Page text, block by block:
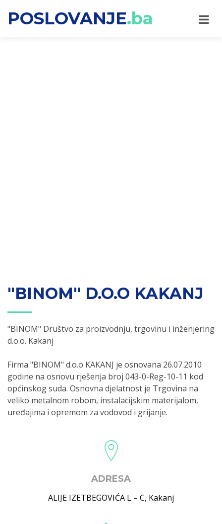
POSLOVANJE.ba
"BINOM" D.O.O KAKANJ
"BINOM" Društvo za proizvodnju, trgovinu i inženjering
d.o.o. Kakanj
Firma "BINOM" d.o.o KAKANJ je osnovana 26.07.2010
godine na osnovu rješenja broj 043-0-Reg-10-11 kod
općinskog suda. Osnovna djelatnost je Trgovina na
veliko metalnom robom, instalacijskim materijalom,
uređajima i opremom za vodovod i grijanje.
ADRESA
ALIJE IZETBEGOVIĆA L – C, Kakanj